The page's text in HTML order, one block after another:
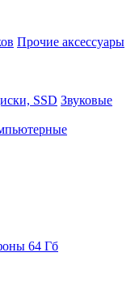
Прочие аксессуары
SSD Звуковые
64 Гб